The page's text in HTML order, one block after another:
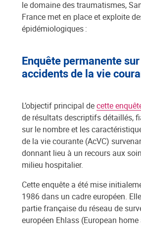
le domaine des traumatismes,
France met en place et exploite
épidémiologiques :
Enquête permanente
accidents de la vie
L’objectif principal decette
de résultats descriptifs détaillés,
sur le nombre et les
de la vie courante (AcVC)
donnant lieu à un recours aux
milieu hospitalier.
Cette enquête a été mise
1986 dans un cadre européen.
partie française du réseau de
européen Ehlass (European